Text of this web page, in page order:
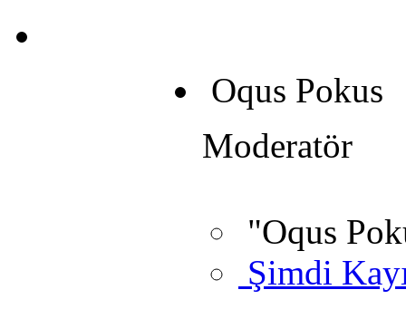
Oqus Pokus
Moderatör
"Oqus
Şimdi